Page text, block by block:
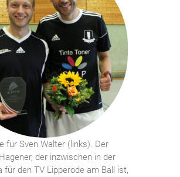
für Sven Walter (links). Der
der inzwischen in der
für den TV Lipperode am Ball ist,